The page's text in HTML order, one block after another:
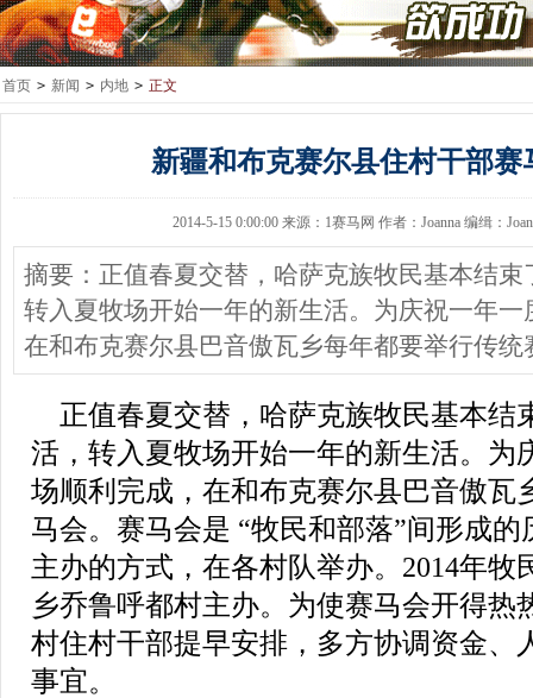
首页 > 新闻 > 内地 > 正文
新疆和布克赛尔县住村干部赛
2014-5-15 0:00:00 来源：1赛马网 作者：Joanna 编缉：
摘要：正值春夏交替，哈萨克族牧民基本结
转入夏牧场开始一年的新生活。为庆祝一年
在和布克赛尔县巴音傲瓦乡每年都要举行传统
正值春夏交替，哈萨克族牧民基本结
活，转入夏牧场开始一年的新生活。为
场顺利完成，在和布克赛尔县巴音傲瓦
马会。赛马会是 “牧民和部落”间形成
主办的方式，在各村队举办。2014年牧
乡乔鲁呼都村主办。为使赛马会开得热
村住村干部提早安排，多方协调资金、
事宜。